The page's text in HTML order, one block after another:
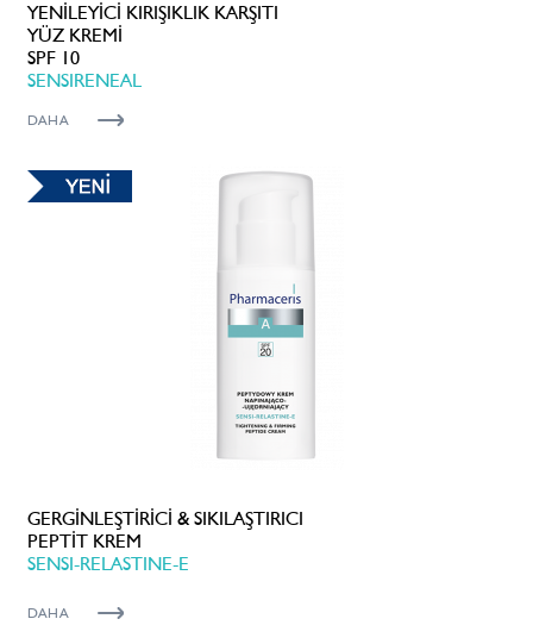
YENİLEYİCİ KIRIŞIKLIK KARŞITI
YÜZ KREMİ
SPF 10
SENSIRENEAL
DAHA
GERGİNLEŞTİRİCİ & SIKILAŞTIRICI
PEPTİT KREM
SENSI-RELASTINE-E
DAHA